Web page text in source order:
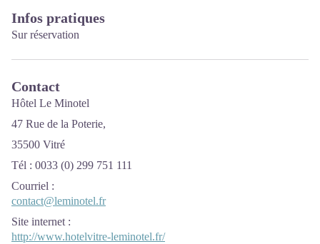
Infos pratiques
Sur réservation
Contact
Hôtel Le Minotel
47 Rue de la Poterie,
35500 Vitré
Tél : 0033 (0) 299 751 111
Courriel :
contact@leminotel.fr
Site internet :
http://www.hotelvitre-leminotel.fr/